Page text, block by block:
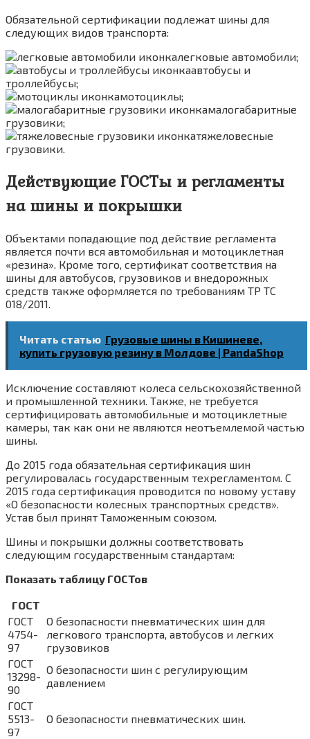
Обязательной сертификации подлежат шины для
следующих видов транспорта:
легковые автомобили;
автобусы и
троллейбусы;
мотоциклы;
малогабаритные
грузовики;
тяжеловесные
грузовики.
Действующие ГОСТы и регламенты
на шины и покрышки
Объектами попадающие под действие регламента
является почти вся автомобильная и мотоциклетная
«резина». Кроме того, сертификат соответствия на
шины для автобусов, грузовиков и внедорожных
средств также оформляется по требованиям ТР ТС
018/2011.
Читать статью Грузовые шины в Кишиневе,
купить грузовую резину в Молдове | PandaShop
Исключение составляют колеса сельскохозяйственной
и промышленной техники. Также, не требуется
сертифицировать автомобильные и мотоциклетные
камеры, так как они не являются неотъемлемой частью
шины.
До 2015 года обязательная сертификация шин
регулировалась государственным техрегламентом. С
2015 года сертификация проводится по новому уставу
«О безопасности колесных транспортных средств».
Устав был принят Таможенным союзом.
Шины и покрышки должны соответствовать
следующим государственным стандартам:
Показать таблицу ГОСТов
ГОСТ
ГОСТ
4754-
97
О безопасности пневматических шин для
легкового транспорта, автобусов и легких
грузовиков
ГОСТ
13298-
90
О безопасности шин с регулирующим
давлением
ГОСТ
5513-
97
О безопасности пневматических шин.